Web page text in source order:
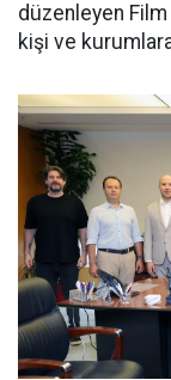
düzenleyen
kişi ve